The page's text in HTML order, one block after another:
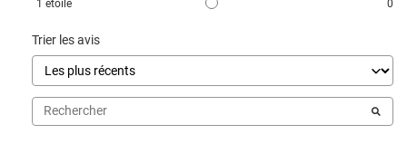
1 étoile 0
Trier les avis